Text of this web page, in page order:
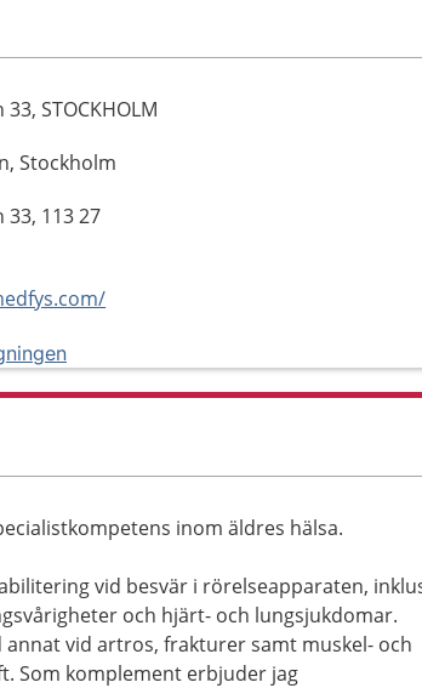
STOCKHOLM
Stockholm
113 27
inom äldres hälsa.
vid besvär i rörelseapparaten,
och hjärt- och lungsjukdomar.
vid artros, frakturer samt muskel- och
Som komplement erbjuder jag